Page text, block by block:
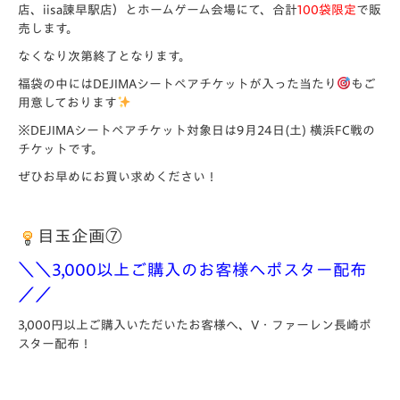
店、iisa諫早駅店）とホームゲーム会場にて、合計100袋限定で販
売します。
なくなり次第終了となります。
福袋の中にはDEJIMAシートペアチケットが入った当たり
もご
用意しております
※DEJIMAシートペアチケット対象日は9月24日(土) 横浜FC戦の
チケットです。
ぜひお早めにお買い求めください！
目玉企画⑦
＼＼3,000以上ご購入のお客様へポスター配布
／／
3,000円以上ご購入いただいたお客様へ、V・ファーレン長崎ポ
スター配布！